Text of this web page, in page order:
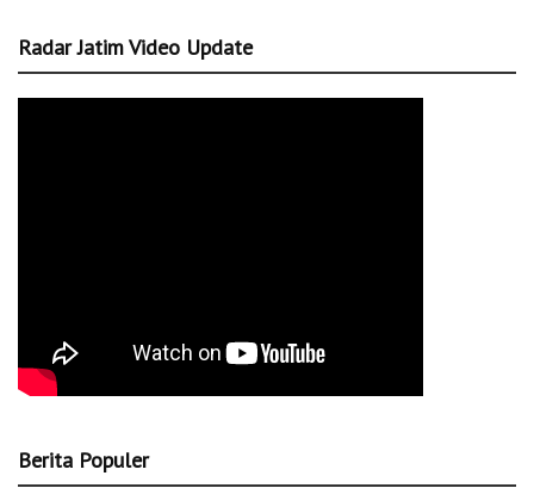
Radar Jatim Video Update
Berita Populer